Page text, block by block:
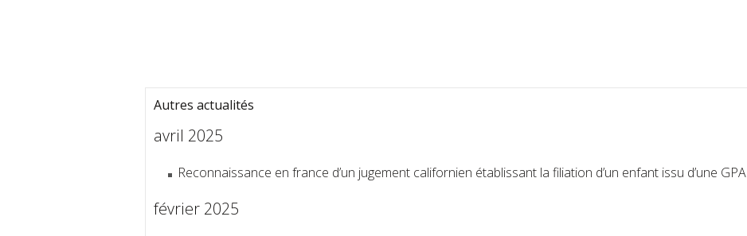
Autres actualités
avril 2025
Reconnaissance en france d’un jugement californien établissant la filiation d’un enfant issu d’une GPA
février 2025